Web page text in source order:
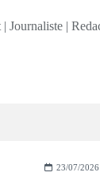
23/07/2026